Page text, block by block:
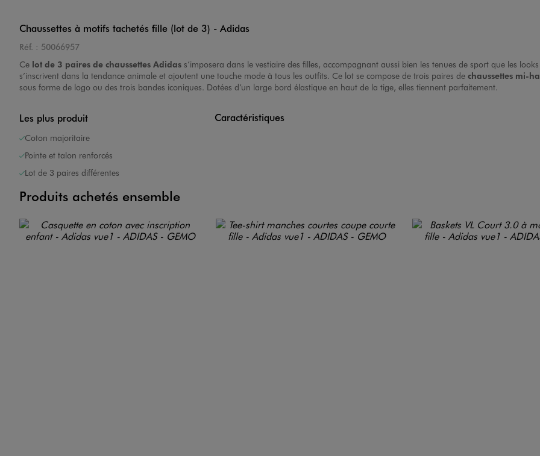
Chaussettes à motifs tachetés fille (lot de 3) - Adidas
Réf. : 50066957
Ce lot de 3 paires de chaussettes Adidas s’imposera dans le vestiaire des filles, accompagnant aussi bien les tenues de sport que les
s’inscrivent dans la tendance animale et ajoutent une touche mode à tous les outfits. Ce lot se compose de trois paires de chaussettes mi-
sous forme de logo ou des trois bandes iconiques. Dotées d’un large bord élastique en haut de la tige, elles tiennent parfaitement.
Les plus produit
Coton majoritaire
Pointe et talon renforcés
Lot de 3 paires différentes
Caractéristiques
Produits achetés ensemble